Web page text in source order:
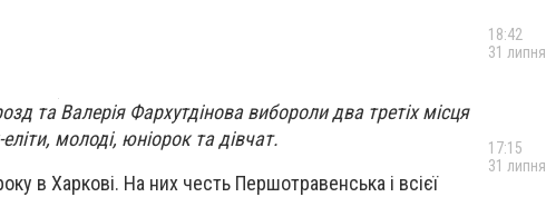
та Валерія Фархутдінова вибороли два третіх місця
молоді, юніорок та дівчат.
в Харкові. На них честь Першотравенська і всієї
18:42
31 липня
17:15
31 липня